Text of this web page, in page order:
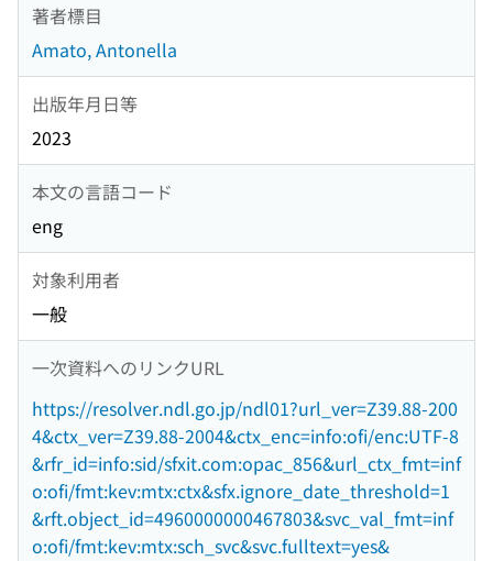
著者標目
Amato, Antonella
出版年月日等
2023
本文の言語コード
eng
対象利用者
一般
一次資料へのリンクURL
https://resolver.ndl.go.jp/ndl01?url_ver=Z39.88-200
4&ctx_ver=Z39.88-2004&ctx_enc=info:ofi/enc:UTF-8
&rfr_id=info:sid/sfxit.com:opac_856&url_ctx_fmt=inf
o:ofi/fmt:kev:mtx:ctx&sfx.ignore_date_threshold=1
&rft.object_id=4960000000467803&svc_val_fmt=inf
o:ofi/fmt:kev:mtx:sch_svc&svc.fulltext=yes&